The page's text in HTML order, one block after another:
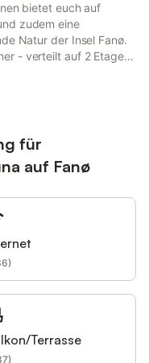
bietet euch auf
zudem eine
Natur der Insel Fanø.
- verteilt auf 2 Etagen
zu verbringen. Ein
für euer E...
für
auf Fanø
)
Terrasse
)